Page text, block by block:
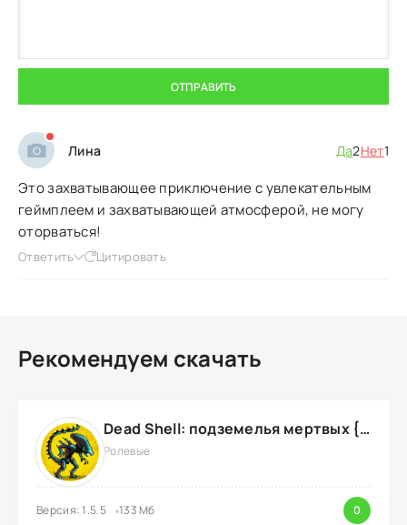
ОТПРАВИТЬ
Лина Да2Нет1
Это захватывающее приключение с увлекательным
геймплеем и захватывающей атмосферой, не могу
оторваться!
Ответить Цитировать
Рекомендуем скачать
Dead Shell: подземелья мертвых {ВЗЛОМ: на деньги}
Ролевые
Версия: 1.5.5 133 Мб 0